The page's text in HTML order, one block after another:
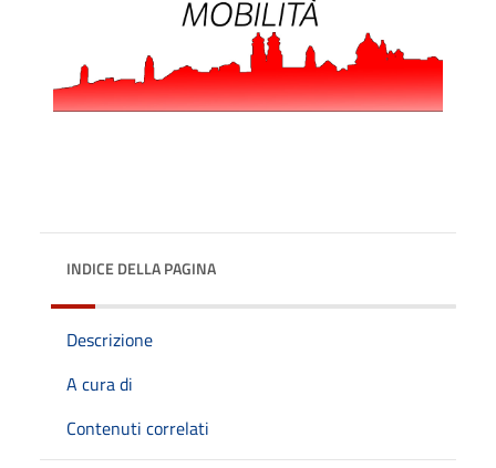
INDICE DELLA PAGINA
Descrizione
A cura di
Contenuti correlati